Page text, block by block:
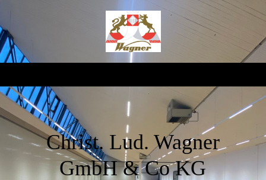
Christ. Lud. Wagner
GmbH & Co KG